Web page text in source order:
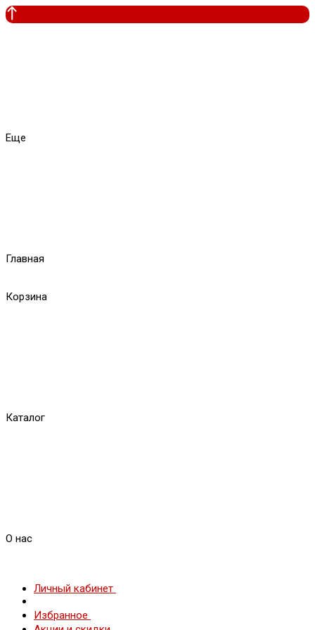
Еще
Главная
Корзина
Каталог
О нас
Личный кабинет
Избранное